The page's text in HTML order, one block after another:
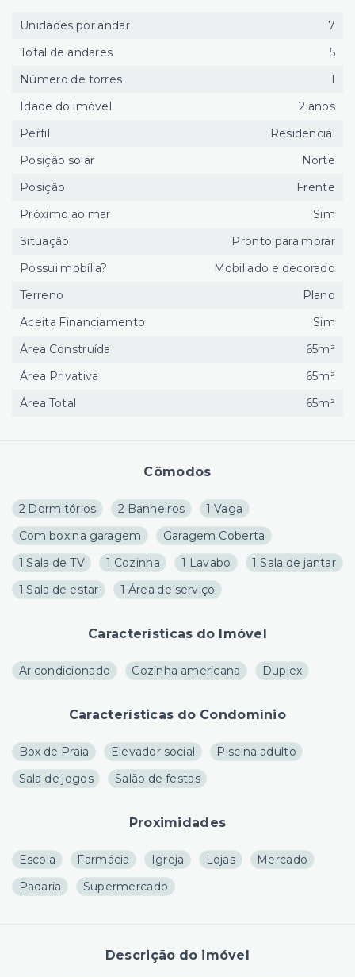
Cômodos
2 Dormitórios 2 Banheiros
1 Vaga
Com box na garagem
Garagem Coberta
1 Sala de TV
1 Cozinha 1 Lavabo
1 Sala de jantar
1 Sala de estar
1 Área de serviço
Características do Imóvel
Ar condicionado Cozinha americana Duplex
Características do Condomínio
Box de Praia Elevador social
Piscina adulto
Sala de jogos
Salão de festas
Proximidades
Escola Farmácia Igreja Lojas
Mercado
Padaria
Supermercado
Descrição do imóvel
Unidades por andar
7
Total de andares
5
Número de torres
1
Idade do imóvel
2 anos
Perfil
Residencial
Posição solar
Norte
Posição
Frente
Próximo ao mar
Sim
Situação
Pronto para morar
Possui mobília?
Mobiliado e decorado
Terreno
Plano
Aceita Financiamento
Sim
Área Construída
65m²
Área Privativa
65m²
Área Total
65m²